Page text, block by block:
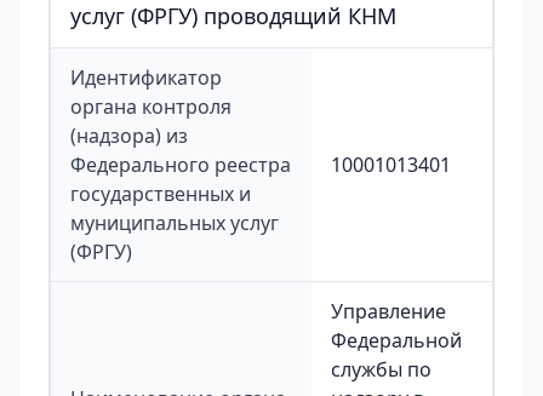
услуг (ФРГУ) проводящий КНМ
Идентификатор
органа контроля
(надзора) из
Федерального реестра
государственных и
муниципальных услуг
(ФРГУ)
10001013401
Управление
Федеральной
службы по